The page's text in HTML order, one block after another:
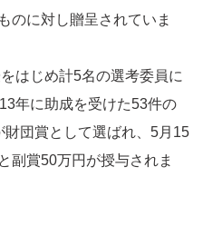
のに対し贈呈されていま
はじめ計5名の選考委員に
年に助成を受けた53件の
団賞として選ばれ、5月15
副賞50万円が授与されま